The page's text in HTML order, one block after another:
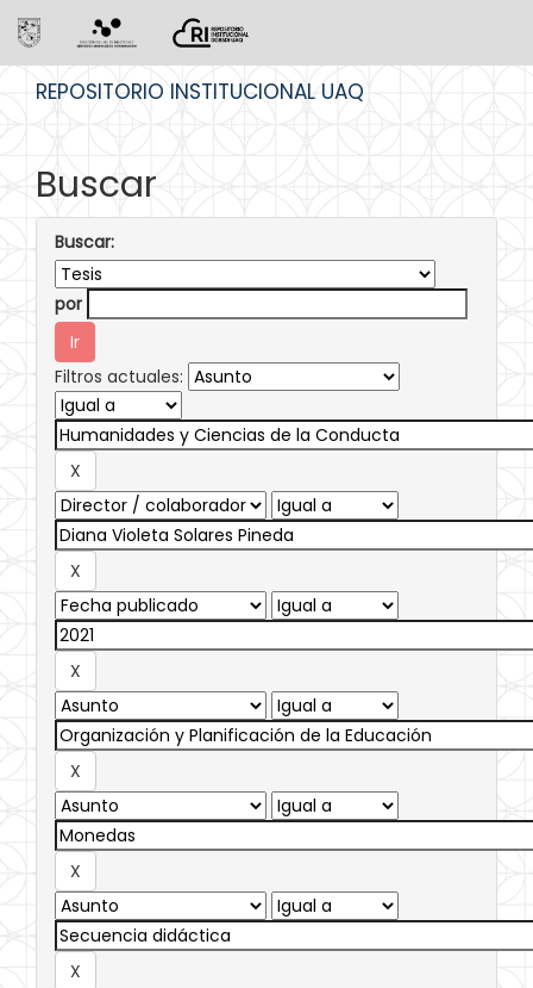
REPOSITORIO INSTITUCIONAL UAQ
Buscar
Buscar:
por
Filtros actuales: